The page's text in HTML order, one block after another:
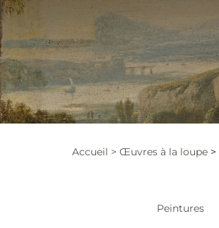
Accueil Œuvres à la loupe
Peintures